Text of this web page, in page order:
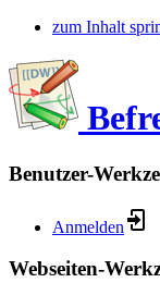
zum Inhalt
Benutzer-
Anmelden
Webseiten-